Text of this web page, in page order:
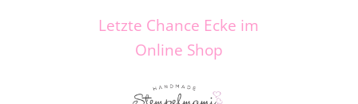
Letzte Chance Ecke im
Online Shop